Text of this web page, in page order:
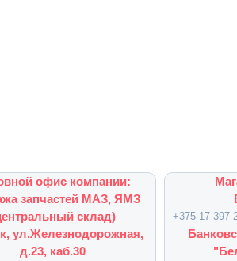
офис компании:
запчастей МАЗ, ЯМЗ
склад)
ул.Железнодорожная,
д.23, каб.30
+375 17 397